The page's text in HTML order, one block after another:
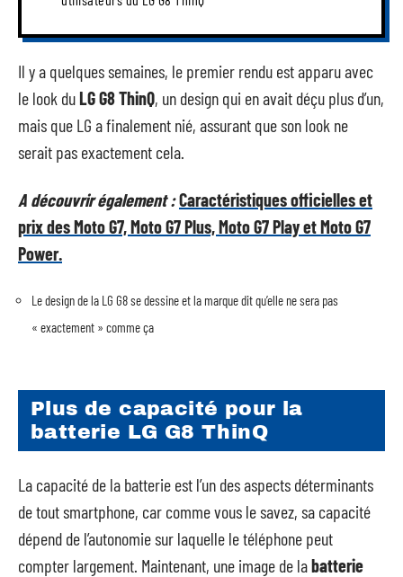
Il y a quelques semaines, le premier rendu est apparu avec
le look duLG G8 ThinQ, un design qui en avait déçu plus d’un,
mais que LG a finalement nié, assurant que son look ne
serait pas exactement cela.
A découvrir également :Caractéristiques officielles et
prix des Moto G7, Moto G7 Plus, Moto G7 Play et Moto G7
Power.
Le design de la LG G8 se dessine et la marque dit qu’elle ne sera pas
« exactement » comme ça
Plus de capacité pour la
batterie LG G8 ThinQ
La capacité de la batterie est l’un des aspects déterminants
de tout smartphone, car comme vous le savez, sa capacité
dépend de l’autonomie sur laquelle le téléphone peut
compter largement. Maintenant, une image de labatterie